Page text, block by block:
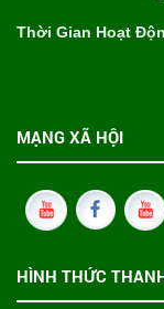
Thời Gian Hoạt
MẠNG XÃ HỘI
HÌNH THỨC